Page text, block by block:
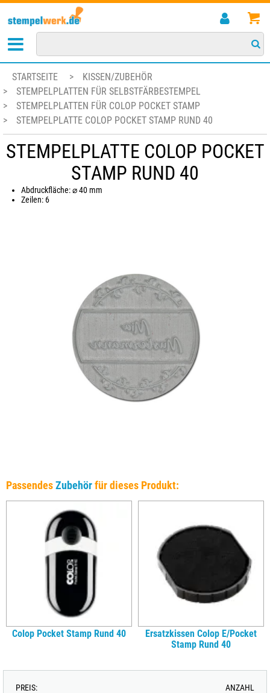
STARTSEITE >
KISSEN/ZUBEHÖR
>
STEMPELPLATTEN FÜR SELBSTFÄRBESTEMPEL
>
STEMPELPLATTEN FÜR COLOP POCKET STAMP
>
STEMPELPLATTE COLOP POCKET STAMP RUND 40
STEMPELPLATTE COLOP POCKET
STAMP RUND 40
Abdruckfläche: ⌀ 40 mm
Zeilen: 6
PassendesZubehörfür dieses Produkt:
Colop Pocket Stamp Rund 40
Ersatzkissen Colop E/Pocket
Stamp Rund 40
PREIS: ANZAHL